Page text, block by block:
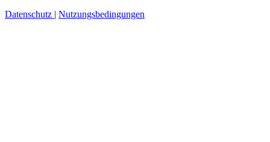
Datenschutz | Nutzungsbedingungen